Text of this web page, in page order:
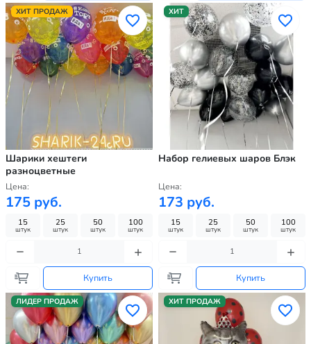
ХИТ ПРОДАЖ
Шарики хештеги
разноцветные
Цена:
175 руб.
15
штук
25
штук
50
штук
100
штук
Купить
ХИТ
Набор гелиевых шаров Блэк
Цена:
173 руб.
15
штук
25
штук
50
штук
100
штук
Купить
ЛИДЕР ПРОДАЖ ХИТ ПРОДАЖ